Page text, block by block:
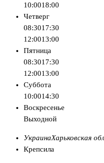
10:0018:00
Четверг
08:3017:30
12:0013:00
Пятница
08:3017:30
12:0013:00
Суббота
10:0014:30
Воскресенье
Выходной
УкраинаХарьковская
Крепсила